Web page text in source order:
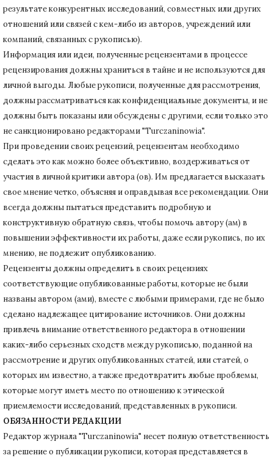
результате конкурентных исследований, совместных или других
отношений или связей с кем-либо из авторов, учреждений или
компаний, связанных с рукописью).
Информация или идеи, полученные рецензентами в процессе
рецензирования должны храниться в тайне и не используются для
личной выгоды. Любые рукописи, полученные для рассмотрения,
должны рассматриваться как конфиденциальные документы, и не
должны быть показаны или обсуждены с другими, если только это
не санкционировано редакторами "Turczaninowia".
При проведении своих рецензий, рецензентам необходимо
сделать это как можно более объективно, воздерживаться от
участия в личной критики автора (ов). Им предлагается высказать
свое мнение четко, объясняя и оправдывая все рекомендации. Они
всегда должны пытаться представить подробную и
конструктивную обратную связь, чтобы помочь автору (ам) в
повышении эффективности их работы, даже если рукопись, по их
мнению, не подлежит опубликованию.
Рецензенты должны определить в своих рецензиях
соответствующие опубликованные работы, которые не были
названы автором (ами), вместе с любыми примерами, где не было
сделано надлежащее цитирование источников. Они должны
привлечь внимание ответственного редактора в отношении
каких-либо серьезных сходств между рукописью, поданной на
рассмотрение и других опубликованных статей, или статей, о
которых им известно, а также предотвратить любые проблемы,
которые могут иметь место по отношению к этической
приемлемости исследований, представленных в рукописи.
ОБЯЗАННОСТИ РЕДАКЦИИ
Редактор журнала "Turczaninowia" несет полную ответственность
за решение о публикации рукописи, которая представляется в